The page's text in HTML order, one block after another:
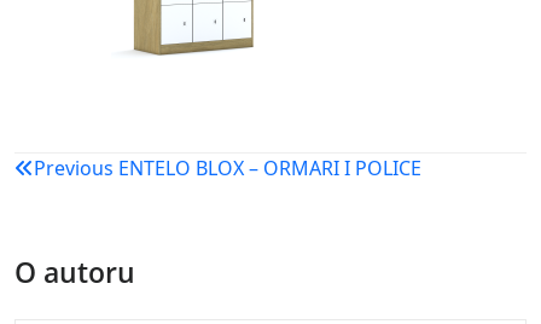
Navigacija
Previous ENTELO BLOX – ORMARI I POLICE
O autoru